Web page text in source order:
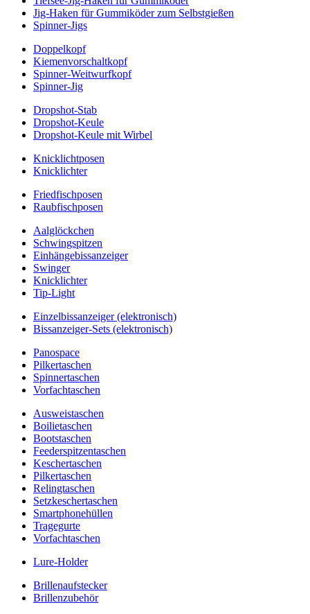
Jig-Haken für Gummiköder zum Selbstgießen
Spinner-Jigs
Doppelkopf
Kiemenvorschaltkopf
Spinner-Weitwurfkopf
Spinner-Jig
Dropshot-Stab
Dropshot-Keule
Dropshot-Keule mit Wirbel
Knicklichtposen
Knicklichter
Friedfischposen
Raubfischposen
Aalglöckchen
Schwingspitzen
Einhängebissanzeiger
Swinger
Knicklichter
Tip-Light
Einzelbissanzeiger (elektronisch)
Bissanzeiger-Sets (elektronisch)
Panospace
Pilkertaschen
Spinnertaschen
Vorfachtaschen
Ausweistaschen
Boilietaschen
Bootstaschen
Feederspitzentaschen
Keschertaschen
Pilkertaschen
Relingtaschen
Setzkeschertaschen
Smartphonehüllen
Tragegurte
Vorfachtaschen
Lure-Holder
Brillenaufstecker
Brillenzubehör